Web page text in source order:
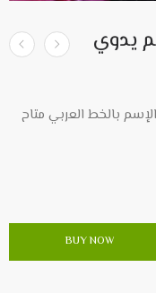
يدوي
بالخط العربي متاح
BUY NOW